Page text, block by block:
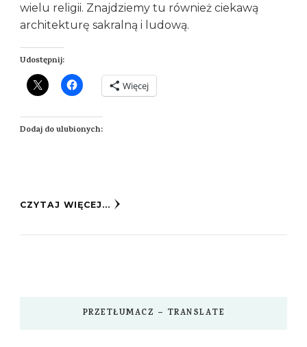
wielu religii. Znajdziemy tu również ciekawą
architekturę sakralną i ludową.
Udostępnij:
Więcej
Dodaj do ulubionych:
CZYTAJ WIĘCEJ...
PRZETŁUMACZ – TRANSLATE